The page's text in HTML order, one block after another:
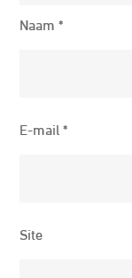
Naam*
E-mail*
Site